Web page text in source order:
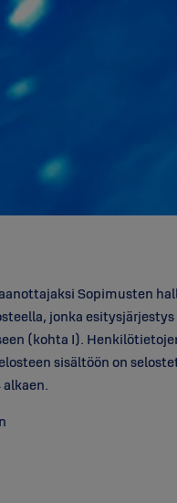
Sopimusten
jonka
(kohta I).
sisältöön on